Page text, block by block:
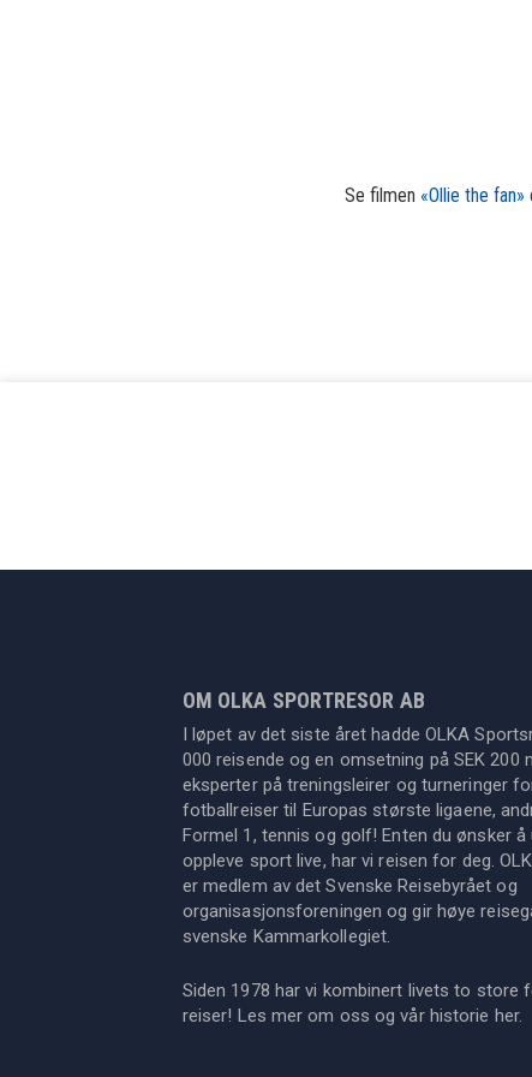
Se filmen «Ollie the fan»
OM OLKA SPORTRESOR AB
I løpet av det siste året hadde OLKA
000 reisende og en omsetning på SEK 200
eksperter på treningsleirer og turneringer
fotballreiser til Europas største ligaene,
Formel 1, tennis og golf! Enten du ønsker
oppleve sport live, har vi reisen for deg.
er medlem av det Svenske Reisebyrået og
organisasjonsforeningen og gir høye
svenske Kammarkollegiet.
Siden 1978 har vi kombinert livets to store
reiser! Les mer om oss og vår historie her.